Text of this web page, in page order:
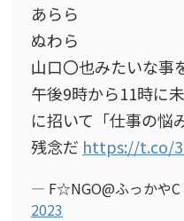
あらら
ぬわら
山口〇也みたいな事
午後9時から11時に
に招いて「仕事の悩
残念だ https://t.co/
— F☆NGO@ふっかや
2023